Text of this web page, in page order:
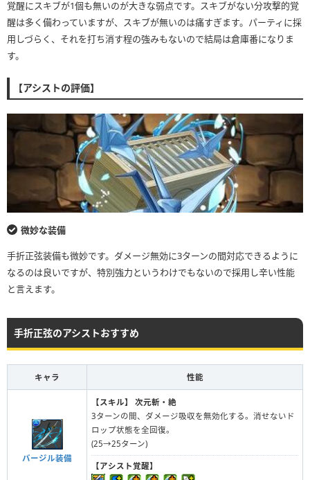
覚醒にスキブが1個も無いのが大きな弱点です。スキブがない分攻撃的覚
醒は多く備わっていますが、スキブが無いのは痛すぎます。パーティに採
用しづらく、それを打ち消す程の強みもないので結局は倉庫番になりま
す。
【アシストの評価】
微妙な装備
手折正弦装備も微妙です。ダメージ無効に3ターンの間対応できるように
なるのは良いですが、特別強力というわけでもないので採用し辛い性能
と言えます。
手折正弦のアシストおすすめ
キャラ 性能
バージル装備
【スキル】
次元斬・絶
3ターンの間、ダメージ吸収を無効化する。消せないド
ロップ状態を全回復。
(25→25ターン)
【アシスト覚醒】